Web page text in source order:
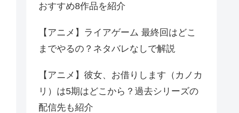
おすすめ8作品を紹介
【アニメ】ライアゲーム 最終回はどこ
までやるの？ネタバレなしで解説
【アニメ】彼女、お借りします（カノカ
リ）は5期はどこから？過去シリーズの
配信先も紹介